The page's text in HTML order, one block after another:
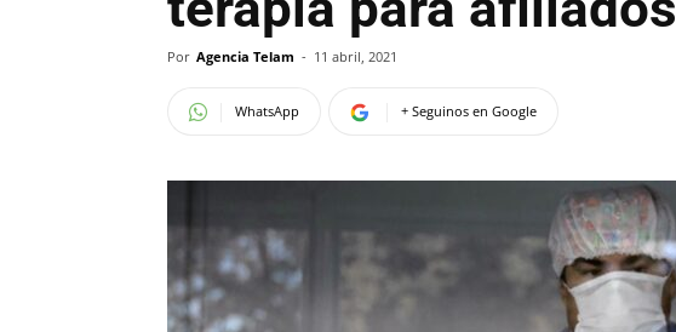
Por Agencia Telam - 11 abril, 2021
WhatsApp + Seguinos en Google